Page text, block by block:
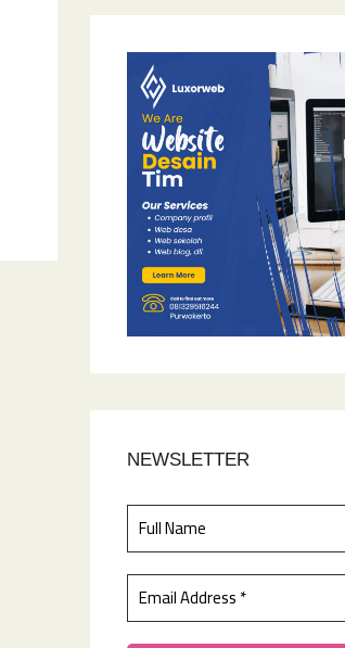
NEWSLETTER